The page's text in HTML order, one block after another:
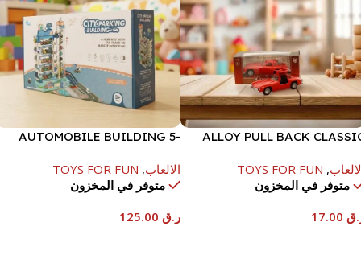
ALLOY PULL BACK
,
TOYS FOR FUN
متوفر في المخزون
AUTOMOBILE BUILDING 5-
الالعاب,
TOYS FOR FUN
متوفر في المخزون
ر.ق